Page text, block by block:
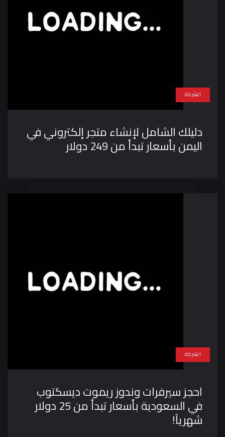
الشركة
دليلك الشامل لإنشاء متجر إلكتروني في
اليمن بأسعار تبدأ من 249 دولار
الشركة
احجز سيرفرات وندوز ريموت ديسكتوب
في السعودية بأسعار تبدأ من 25 دولار
شهرياً!